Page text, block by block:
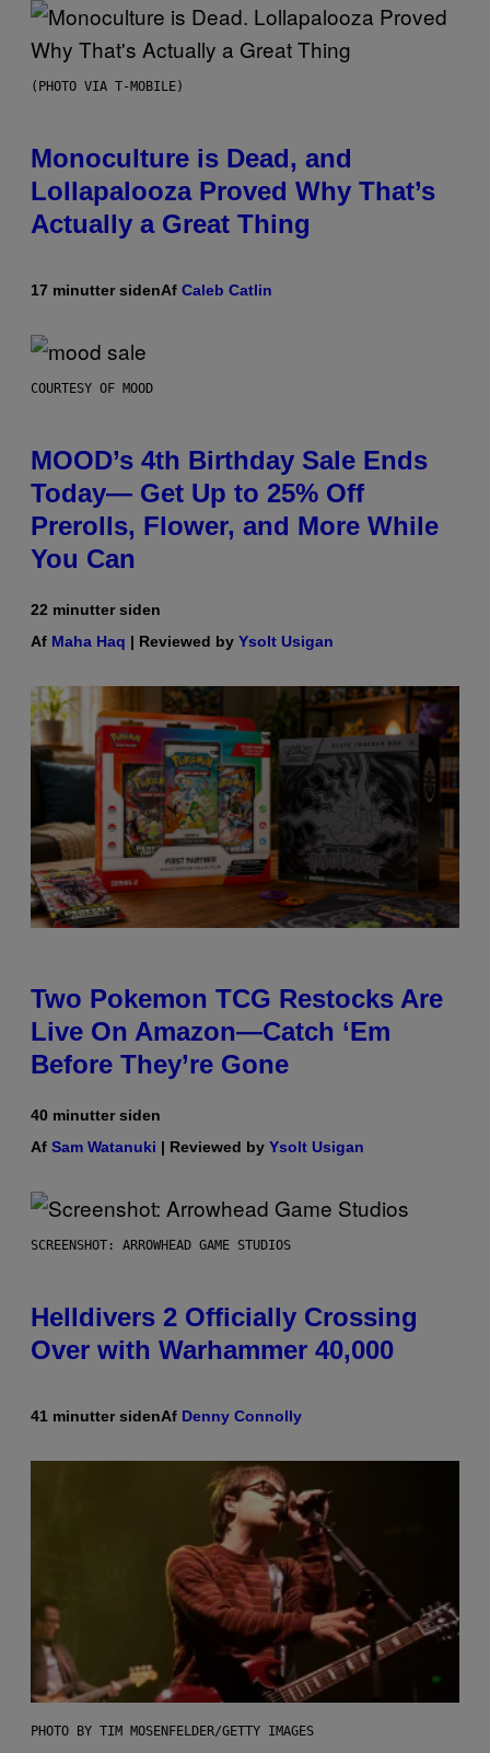
(PHOTO VIA T-MOBILE)
Monoculture is Dead, and
Lollapalooza Proved Why That’s
Actually a Great Thing
17 minutter sidenAf Caleb Catlin
COURTESY OF MOOD
MOOD’s 4th Birthday Sale Ends
Today— Get Up to 25% Off
Prerolls, Flower, and More While
You Can
22 minutter siden
Af Maha Haq | Reviewed by Ysolt Usigan
Two Pokemon TCG Restocks Are
Live On Amazon—Catch ‘Em
Before They’re Gone
40 minutter siden
Af Sam Watanuki | Reviewed by Ysolt Usigan
SCREENSHOT: ARROWHEAD GAME STUDIOS
Helldivers 2 Officially Crossing
Over with Warhammer 40,000
41 minutter sidenAf Denny Connolly
PHOTO BY TIM MOSENFELDER/GETTY IMAGES